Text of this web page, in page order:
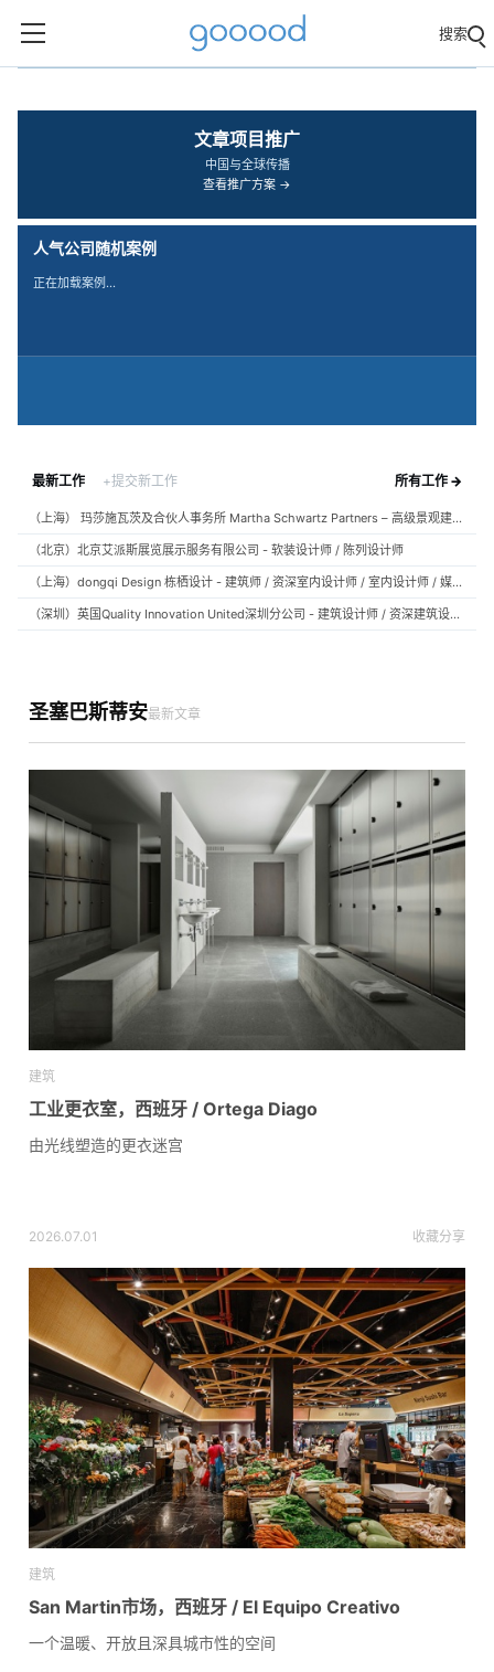
搜索
文章项目推广
中国与全球传播
查看推广方案 →
人气公司随机案例
正在加载案例…
最新工作 +提交新工作 所有工作 →
（上海） 玛莎施瓦茨及合伙人事务所 Martha Schwartz Partners – 高级景观建筑师 Senior Landscape Designer / 景观建筑师 Landscape Designer
（北京）北京艾派斯展览展示服务有限公司 - 软装设计师 / 陈列设计师
（上海）dongqi Design 栋栖设计 - 建筑师 / 资深室内设计师 / 室内设计师 / 媒体及公共关系主管 / 设计实习生（常年招聘）
（深圳）英国Quality Innovation United深圳分公司 - 建筑设计师 / 资深建筑设计师 / 室内设计师 / 设计实习生
圣塞巴斯蒂安最新文章
建筑
工业更衣室，西班牙 / Ortega Diago
由光线塑造的更衣迷宫
2026.07.01 收藏分享
建筑
San Martin市场，西班牙 / El Equipo Creativo
一个温暖、开放且深具城市性的空间